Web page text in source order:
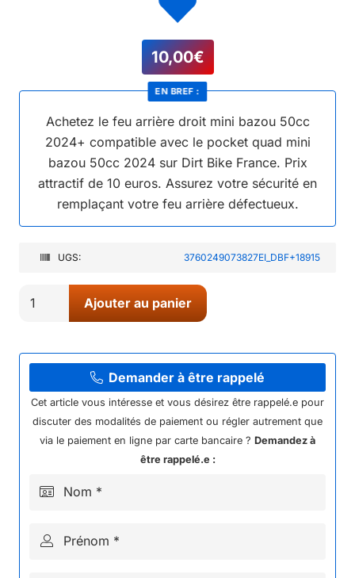
10,00€
Achetez le feu arrière droit mini bazou 50cc
2024+ compatible avec le pocket quad mini
bazou 50cc 2024 sur Dirt Bike France. Prix
attractif de 10 euros. Assurez votre sécurité en
remplaçant votre feu arrière défectueux.
EN BREF :
UGS: 3760249073827EI_DBF+18915
FEU
DROIT
MINI
BAZOU
Ajouter au panier
Demander à être rappelé
Cet article vous intéresse et vous désirez être rappelé.e pour
discuter des modalités de paiement ou régler autrement que
via le paiement en ligne par carte bancaire ? Demandez à
être rappelé.e :
Nom *
Prénom *